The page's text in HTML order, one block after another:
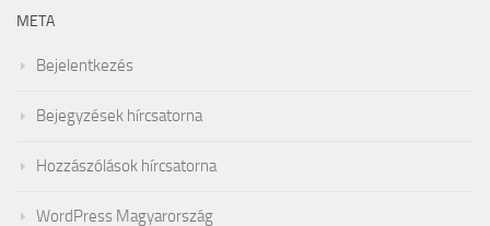
META
Bejelentkezés
Bejegyzések hírcsatorna
Hozzászólások hírcsatorna
WordPress Magyarország